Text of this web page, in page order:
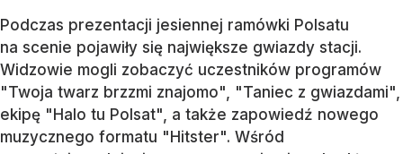
Podczas prezentacji jesiennej ramówki Polsatu
na scenie pojawiły się największe gwiazdy stacji.
Widzowie mogli zobaczyć uczestników programów
"Twoja twarz brzzmi znajomo", "Taniec z gwiazdami",
ekipę "Halo tu Polsat", a także zapowiedź nowego
muzycznego formatu "Hitster". Wśród